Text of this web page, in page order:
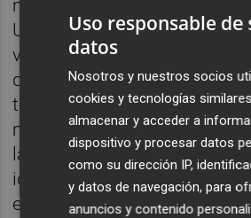
nuevo rótulo del local de
Unión Musical se mudó,
vinilo que carece de la
que transmite el original. "Es
trasladar el valor histórico a
moderno de vinilo",
lamentando cómo muchas
identidad histórica de un
en aras de la modernización.
Uso responsable de
datos
Nosotros y nuestros socios
cookies y tecnologías
almacenar y acceder a
dispositivo y procesar datos
como su dirección IP,
y datos de navegación, para
anuncios y contenido